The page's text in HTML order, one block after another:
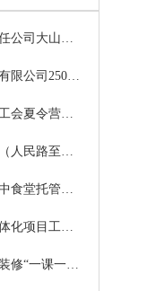
安徽雷鸣矿业有限责任公司大山建筑石料灰岩矿矿石开采加工施工总承包项目（三次）中标候选人公示
安徽格列斯传动科技有限公司250KVA变压器采购及安装项目询比采购公告
宿州市总工会2026年工会夏令营采购项目(二次） 成交公告
宿州经开区鞋城五路（人民路至陈河路段）门卫室及围墙新建项目清单控制价编制服务终止公告
宿州市埇桥区小集初中食堂托管采购项目招标公告
宿州高新区光储充一体化项目工程总承包（EPC）全过程咨询服务成交公示
宿城一中教学楼连廊装修“一课一研”活动室工程 竞争性谈判公告